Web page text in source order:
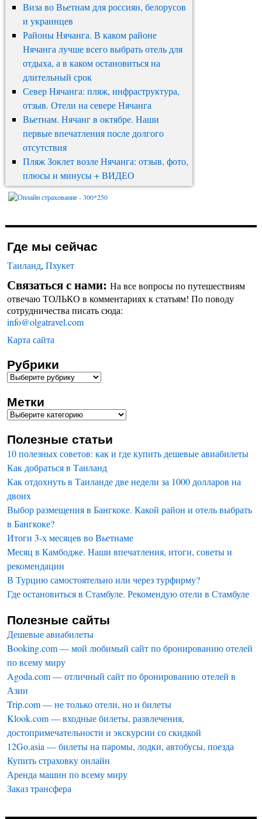
Виза во Вьетнам для россиян, белорусов
и украинцев
Районы Нячанга. В каком районе
Нячанга лучше всего выбрать отель для
отдыха, а в каком остановиться на
длительный срок
Север Нячанга: пляж, инфраструктура,
отзыв. Отели на севере Нячанга
Вьетнам. Нячанг в октябре. Наши
первые впечатления после долгого
отсутствия
Пляж Зоклет возле Нячанга: отзыв, фото,
плюсы и минусы + ВИДЕО
Где мы сейчас
Таиланд, Пхукет
Связаться с нами: На все вопросы по путешествиям
отвечаю ТОЛЬКО в комментариях к статьям! По поводу
сотрудничества писать сюда:
info@olgatravel.com
Карта сайта
Рубрики
Метки
Полезные статьи
10 полезных советов: как и где купить дешевые авиабилеты
Как добраться в Таиланд
Как отдохнуть в Таиланде две недели за 1000 долларов на
двоих
Выбор размещения в Бангкоке. Какой район и отель выбрать
в Бангкоке?
Итоги 3-х месяцев во Вьетнаме
Месяц в Камбодже. Наши впечатления, итоги, советы и
рекомендации
В Турцию самостоятельно или через турфирму?
Где остановиться в Стамбуле. Рекомендую отели в Стамбуле
Полезные сайты
Дешевые авиабилеты
Booking.com — мой любимый сайт по бронированию отелей
по всему миру
Agoda.com — отличный сайт по бронированию отелей в
Азии
Trip.com — не только отели, но и билеты
Klook.com — входные билеты, развлечения,
достопримечательности и экскурсии со скидкой
12Go.asia — билеты на паромы, лодки, автобусы, поезда
Купить страховку онлайн
Аренда машин по всему миру
Заказ трансфера